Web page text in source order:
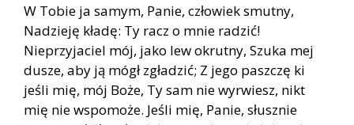
W Tobie ja samym, Panie, człowiek smutny,
Nadzieję kładę: Ty racz o mnie radzić!
Nieprzyjaciel mój, jako lew okrutny, Szuka mej
dusze, aby ją mógł zgładzić; Z jego paszczę ki
jeśli mię, mój Boże, Ty sam nie wyrwiesz, nikt
mię nie wspomoże. Jeśli mię, Panie, słusznie